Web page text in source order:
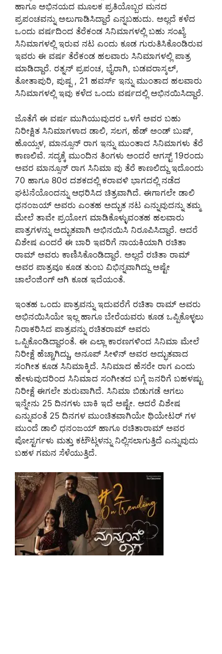
ಹಾಗೂ ಅಭಿನಯದ ಮೂಲಕ ಪ್ರತಿಯೊಬ್ಬರ ಮನದ
ಪ್ರಪಂಚವನ್ನು ಅಲುಗಾಡಿಸಿದ್ದಾರೆ ಎನ್ನಬಹುದು. ಅಲ್ಲದೆ ಕಳೆದ
ಒಂದು ವರ್ಷದಿಂದ ತೆರೆಕಂಡ ಸಿನಿಮಾಗಳಲ್ಲಿ ಬಹು ಸಂಖ್ಯೆ
ಸಿನಿಮಾಗಳಲ್ಲಿ ಇರುವ ನಟ ಎಂದು ಕೂಡ ಗುರುತಿಸಿಕೊಂಡಿರುವ
ಇವರು ಈ ವರ್ಷ ತೆರೆಕಂಡ ಹಲವಾರು ಸಿನಿಮಾಗಳಲ್ಲಿ ಪಾತ್ರ
ಮಾಡಿದ್ದಾರೆ. ರತ್ನನ್ ಪ್ರಪಂಚ, ಭೈರಾಗಿ, ಬಡವರಾಸ್ಕಲ್,
ತೋತಾಪುರಿ, ಪುಷ್ಪ , 21 ಹವರ್ಸ್ ಇನ್ನು ಮುಂತಾದ ಹಲವಾರು
ಸಿನಿಮಾಗಳಲ್ಲಿ ಇವು ಕಳೆದ ಒಂದು ವರ್ಷದಲ್ಲಿ ಅಭಿನಯಿಸಿದ್ದಾರೆ.
ಜೊತೆಗೆ ಈ ವರ್ಷ ಮುಗಿಯುವುದರ ಒಳಗೆ ಅವರ ಬಹು
ನಿರೀಕ್ಷಿತ ಸಿನಿಮಾಗಳಾದ ಡಾಲಿ, ಸಲಗ, ಹೆಡ್ ಅಂಡ್ ಬುಷ್,
ಹೊಯ್ಸಳ, ಮಾನ್ಸೂನ್ ರಾಗ ಇನ್ನು ಮುಂತಾದ ಸಿನಿಮಾಗಳು ತೆರೆ
ಕಾಣಲಿವೆ. ಸದ್ಯಕ್ಕೆ ಮುಂದಿನ ತಿಂಗಳು ಅಂದರೆ ಆಗಸ್ಟ್ 19ರಂದು
ಅವರ ಮಾನ್ಸೂನ್ ರಾಗ ಸಿನಿಮಾ ವು ತೆರೆ ಕಾಣಲಿದ್ದು ಇದೊಂದು
70 ಹಾಗೂ 80ರ ದಶಕದಲ್ಲಿ ಕರಾವಳಿ ಭಾಗದಲ್ಲಿ ನಡೆದ
ಘಟನೆಯೊಂದನ್ನು ಆಧರಿಸಿದ ಚಿತ್ರವಾಗಿದೆ. ಈಗಾಗಲೇ ಡಾಲಿ
ಧನಂಜಯ್ ಅವರು ಎಂತಹ ಅದ್ಭುತ ನಟ ಎನ್ನುವುದನ್ನು ತಮ್ಮ
ಮೇಲೆ ತಾವೇ ಪ್ರಯೋಗ ಮಾಡಿಕೊಳ್ಳುವಂತಹ ಹಲವಾರು
ಪಾತ್ರಗಳನ್ನು ಅದ್ಭುತವಾಗಿ ಅಭಿನಯಿಸಿ ನಿರೂಪಿಸಿದ್ದಾರೆ. ಆದರೆ
ವಿಶೇಷ ಎಂದರೆ ಈ ಬಾರಿ ಇವರಿಗೆ ನಾಯಕಿಯಾಗಿ ರಚಿತಾ
ರಾಮ್ ಅವರು ಕಾಣಿಸಿಕೊಂಡಿದ್ದಾರೆ. ಅಲ್ಲದೆ ರಚಿತಾ ರಾಮ್
ಅವರ ಪಾತ್ರವೂ ಕೂಡ ತುಂಬ ವಿಭಿನ್ನವಾಗಿದ್ದು ಅಷ್ಟೇ
ಚಾಲೆಂಜಿಂಗ್ ಆಗಿ ಕೂಡ ಇದೆಯಂತೆ.
ಇಂತಹ ಒಂದು ಪಾತ್ರವನ್ನು ಇದುವರೆಗೆ ರಚಿತಾ ರಾಮ್ ಅವರು
ಅಭಿನಯಿಸಿಯೇ ಇಲ್ಲ ಹಾಗೂ ಬೇರೆಯವರು ಕೂಡ ಒಪ್ಪಿಕೊಳ್ಳಲು
ನಿರಾಕರಿಸಿದ ಪಾತ್ರವನ್ನು ರಚಿತರಾಮ್ ಅವರು
ಒಪ್ಪಿಕೊಂಡಿದ್ದಾರಂತೆ. ಈ ಎಲ್ಲಾ ಕಾರಣಗಳಿಂದ ಸಿನಿಮಾ ಮೇಲೆ
ನಿರೀಕ್ಷೆ ಹೆಚ್ಚಾಗಿದ್ದು, ಅನೂಪ್ ಸೀಳಿನ್ ಅವರ ಅದ್ಭುತವಾದ
ಸಂಗೀತ ಕೂಡ ಸಿನಿಮಾಕ್ಕಿದೆ. ಸಿನಿಮಾದ ಹೆಸರೇ ರಾಗ ಎಂದು
ಹೇಳುವುದರಿಂದ ಸಿನಿಮಾದ ಸಂಗೀತದ ಬಗ್ಗೆ ಜನರಿಗೆ ಬಹಳಷ್ಟು
ನಿರೀಕ್ಷೆ ಈಗಲೇ ಶುರುವಾಗಿದೆ. ಸಿನಿಮಾ ಬಿಡುಗಡೆ ಆಗಲು
ಇನ್ನೇನು 25 ದಿನಗಳು ಬಾಕಿ ಇದೆ ಅಷ್ಟೇ. ಆದರೆ ವಿಶೇಷ
ಎನ್ನುವಂತೆ 25 ದಿನಗಳ ಮುಂಚಿತವಾಗಿಯೇ ಥಿಯೇಟರ್ ಗಳ
ಮುಂದೆ ಡಾಲಿ ಧನಂಜಯ್ ಹಾಗೂ ರಚಿತಾರಾಮ್ ಅವರ
ಪೋಸ್ಟರ್ಗಳು ಮತ್ತು ಕಟೌಟ್ಗಳನ್ನು ನಿಲ್ಲಿಸಲಾಗುತ್ತಿದೆ ಎನ್ನುವುದು
ಬಹಳ ಗಮನ ಸೆಳೆಯುತ್ತಿದೆ.